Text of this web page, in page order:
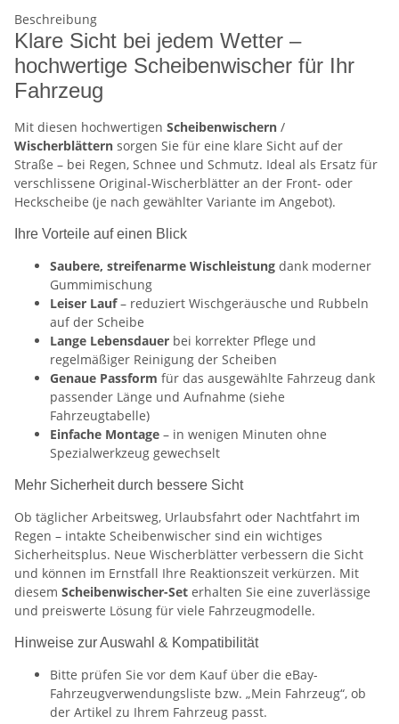
Beschreibung
Klare Sicht bei jedem Wetter –
hochwertige Scheibenwischer für Ihr
Fahrzeug
Mit diesen hochwertigen Scheibenwischern /
Wischerblättern sorgen Sie für eine klare Sicht auf der
Straße – bei Regen, Schnee und Schmutz. Ideal als Ersatz für
verschlissene Original-Wischerblätter an der Front- oder
Heckscheibe (je nach gewählter Variante im Angebot).
Ihre Vorteile auf einen Blick
Saubere, streifenarme Wischleistung dank moderner
Gummimischung
Leiser Lauf– reduziert Wischgeräusche und Rubbeln
auf der Scheibe
Lange Lebensdauer bei korrekter Pflege und
regelmäßiger Reinigung der Scheiben
Genaue Passform für das ausgewählte Fahrzeug dank
passender Länge und Aufnahme (siehe
Fahrzeugtabelle)
Einfache Montage – in wenigen Minuten ohne
Spezialwerkzeug gewechselt
Mehr Sicherheit durch bessere Sicht
Ob täglicher Arbeitsweg, Urlaubsfahrt oder Nachtfahrt im
Regen – intakte Scheibenwischer sind ein wichtiges
Sicherheitsplus. Neue Wischerblätter verbessern die Sicht
und können im Ernstfall Ihre Reaktionszeit verkürzen. Mit
diesem Scheibenwischer-Set erhalten Sie eine zuverlässige
und preiswerte Lösung für viele Fahrzeugmodelle.
Hinweise zur Auswahl & Kompatibilität
Bitte prüfen Sie vor dem Kauf über die eBay-
Fahrzeugverwendungsliste bzw. „Mein Fahrzeug“, ob
der Artikel zu Ihrem Fahrzeug passt.